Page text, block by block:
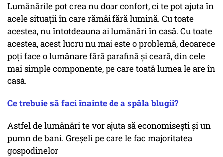
Lumânările pot crea nu doar confort, ci te pot ajuta în
acele situații în care rămâi fără lumină. Cu toate
acestea, nu întotdeauna ai lumânări în casă. Cu toate
acestea, acest lucru nu mai este o problemă, deoarece
poți face o lumânare fără parafină și ceară, din cele
mai simple componente, pe care toată lumea le are în
casă.
Ce trebuie să faci înainte de a spăla blugii?
Astfel de lumânări te vor ajuta să economisești și un
pumn de bani. Greșeli pe care le fac majoritatea
gospodinelor